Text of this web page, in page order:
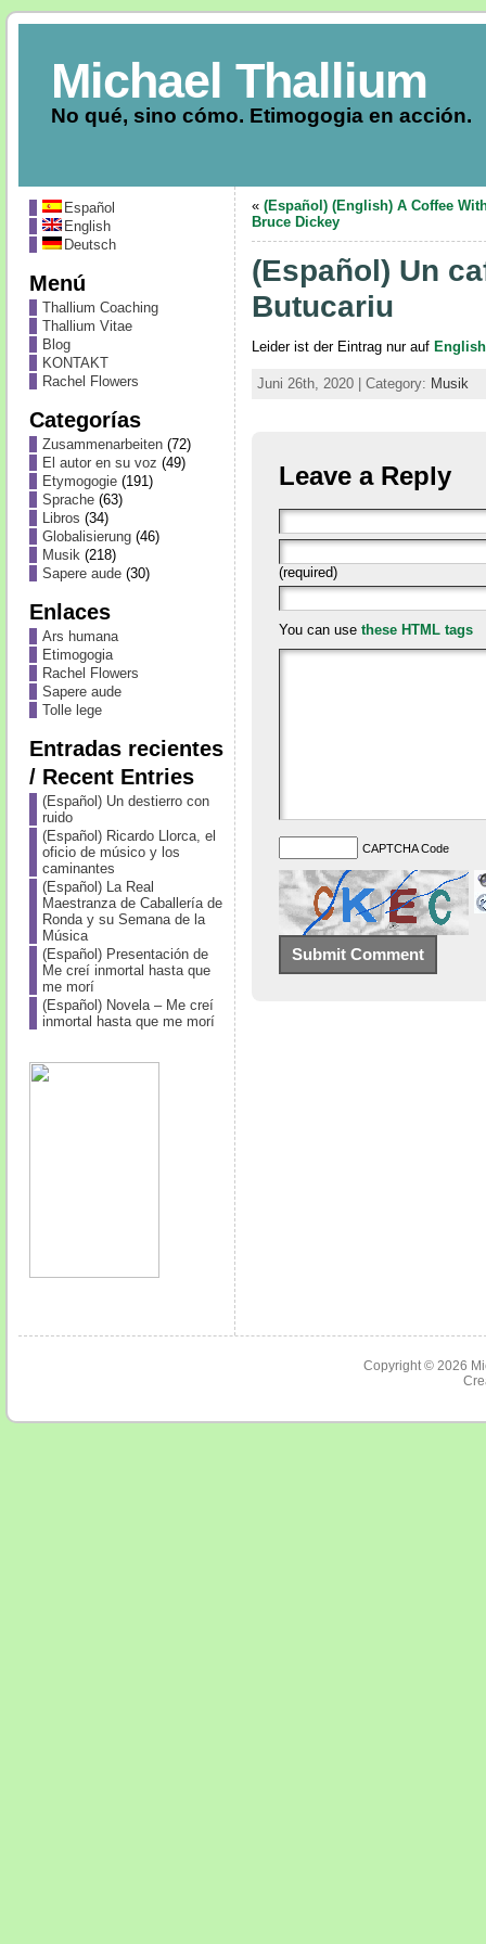
Michael Thallium
No qué, sino cómo. Etimogogia en acción.
Español
English
Deutsch
Menú
Thallium Coaching
Thallium Vitae
Blog
KONTAKT
Rachel Flowers
Categorías
Zusammenarbeiten(72)
El autor en su voz (49)
Etymogogie(191)
Sprache(63)
Libros (34)
Globalisierung(46)
Musik(218)
Sapere aude(30)
Enlaces
Ars humana
Etimogogia
Rachel Flowers
Sapere aude
Tolle lege
Entradas recientes
/ Recent Entries
(Español) Un destierro con
ruido
(Español) Ricardo Llorca, el
oficio de músico y los
caminantes
(Español) La Real
Maestranza de Caballería de
Ronda y su Semana de la
Música
(Español) Presentación de
Me creí inmortal hasta que
me morí
(Español) Novela – Me creí
inmortal hasta que me morí
« (Español) (English) A Coffee
Bruce Dickey
(Español) Un
Butucariu
Leider ist der Eintrag nur auf English
Juni 26th, 2020 | Category: Musik
Leave a Reply
(required)
You can use these HTML tags
CAPTCHA Code
Copyright © 2026